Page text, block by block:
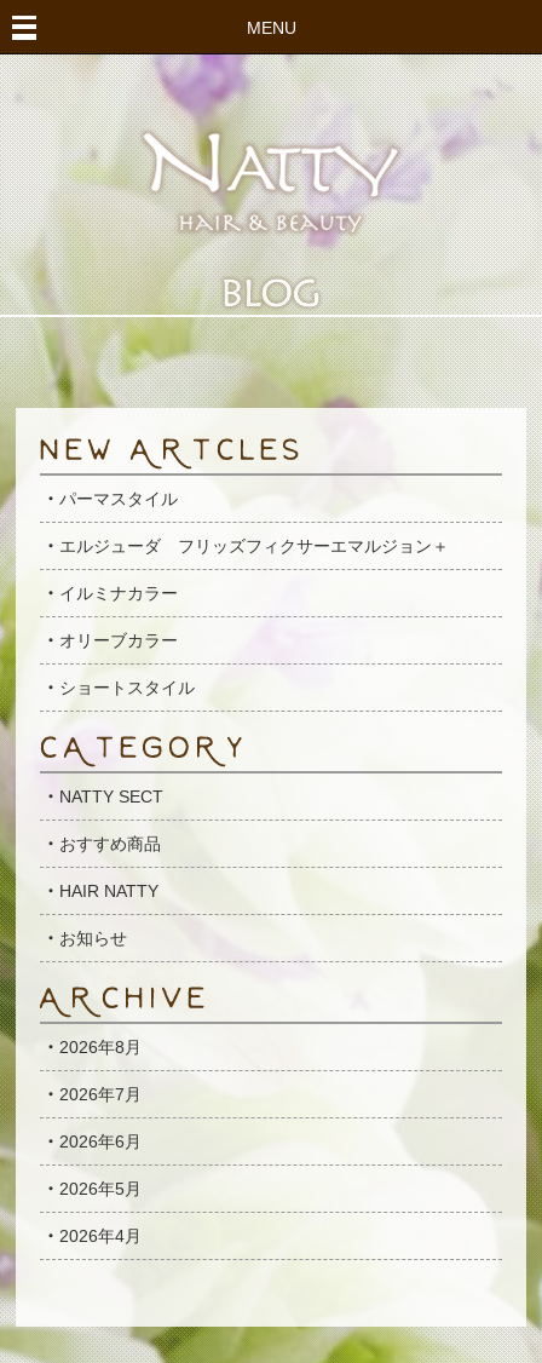
MENU
パーマスタイル
エルジューダ フリッズフィクサーエマルジョン＋
イルミナカラー
オリーブカラー
ショートスタイル
NATTY SECT
おすすめ商品
HAIR NATTY
お知らせ
2026年8月
2026年7月
2026年6月
2026年5月
2026年4月